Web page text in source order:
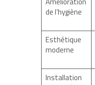
de l’hygiène
Esthétique
moderne
Installation